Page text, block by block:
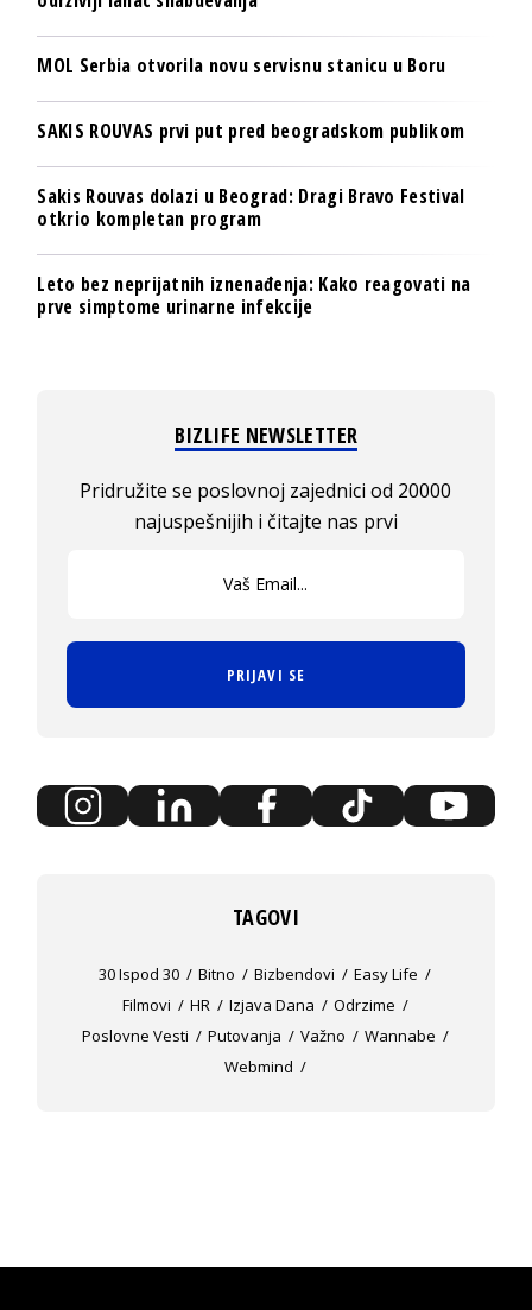
MOL Serbia otvorila novu servisnu stanicu u Boru
SAKIS ROUVAS prvi put pred beogradskom publikom
Sakis Rouvas dolazi u Beograd: Dragi Bravo Festival
otkrio kompletan program
Leto bez neprijatnih iznenađenja: Kako reagovati na
prve simptome urinarne infekcije
BIZLIFE NEWSLETTER
Pridružite se poslovnoj zajednici od 20000
najuspešnijih i čitajte nas prvi
PRIJAVI SE
TAGOVI
30 Ispod 30 Bitno Bizbendovi
Easy Life
Filmovi
HR Izjava Dana
Odrzime
Poslovne Vesti
Putovanja Važno
Wannabe
Webmind